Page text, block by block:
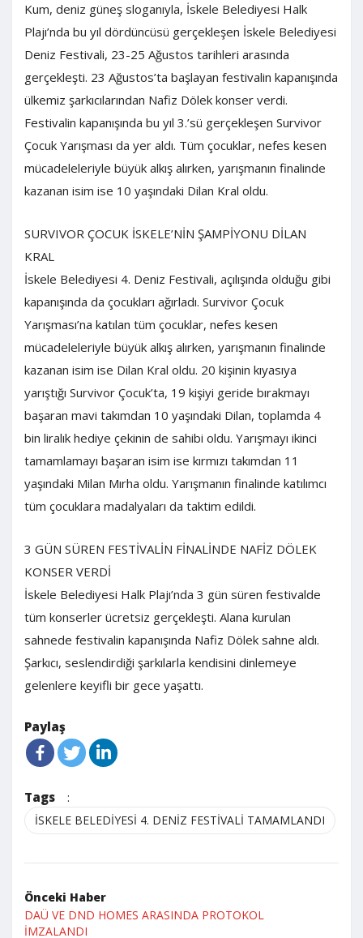
Kum, deniz güneş sloganıyla, İskele Belediyesi Halk
Plajı’nda bu yıl dördüncüsü gerçekleşen İskele Belediyesi
Deniz Festivali, 23-25 Ağustos tarihleri arasında
gerçekleşti. 23 Ağustos’ta başlayan festivalin kapanışında
ülkemiz şarkıcılarından Nafiz Dölek konser verdi.
Festivalin kapanışında bu yıl 3.’sü gerçekleşen Survivor
Çocuk Yarışması da yer aldı. Tüm çocuklar, nefes kesen
mücadeleleriyle büyük alkış alırken, yarışmanın finalinde
kazanan isim ise 10 yaşındaki Dilan Kral oldu.
SURVIVOR ÇOCUK İSKELE’NİN ŞAMPİYONU DİLAN
KRAL
İskele Belediyesi 4. Deniz Festivali, açılışında olduğu gibi
kapanışında da çocukları ağırladı. Survivor Çocuk
Yarışması’na katılan tüm çocuklar, nefes kesen
mücadeleleriyle büyük alkış alırken, yarışmanın finalinde
kazanan isim ise Dilan Kral oldu. 20 kişinin kıyasıya
yarıştığı Survivor Çocuk’ta, 19 kişiyi geride bırakmayı
başaran mavi takımdan 10 yaşındaki Dilan, toplamda 4
bin liralık hediye çekinin de sahibi oldu. Yarışmayı ikinci
tamamlamayı başaran isim ise kırmızı takımdan 11
yaşındaki Milan Mırha oldu. Yarışmanın finalinde katılımcı
tüm çocuklara madalyaları da taktim edildi.
3 GÜN SÜREN FESTİVALİN FİNALİNDE NAFİZ DÖLEK
KONSER VERDİ
İskele Belediyesi Halk Plajı’nda 3 gün süren festivalde
tüm konserler ücretsiz gerçekleşti. Alana kurulan
sahnede festivalin kapanışında Nafiz Dölek sahne aldı.
Şarkıcı, seslendirdiği şarkılarla kendisini dinlemeye
gelenlere keyifli bir gece yaşattı.
Paylaş
Tags :
İSKELE BELEDİYESİ 4. DENİZ FESTİVALİ TAMAMLANDI
Önceki Haber
DAÜ VE DND HOMES ARASINDA PROTOKOL
İMZALANDI